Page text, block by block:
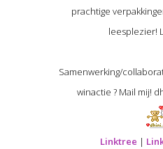
prachtige
leesplezier!
Samenwerking/
winactie ? Mail mij!
Linktree |